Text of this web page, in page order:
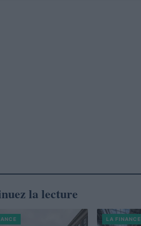
la lecture
LA FINANCE